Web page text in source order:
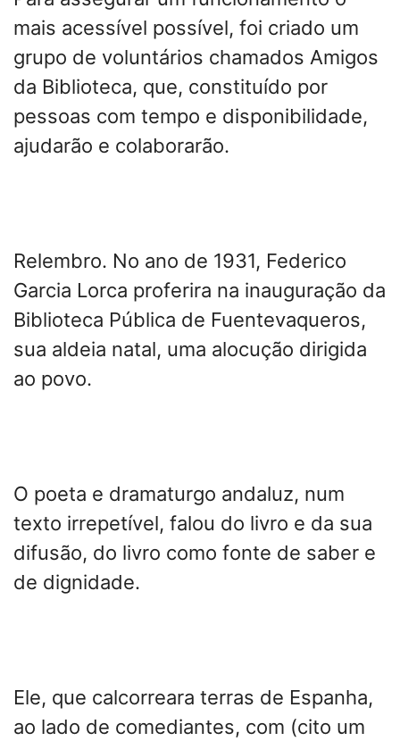
mais acessível possível, foi criado um
grupo de voluntários chamados Amigos
da Biblioteca, que, constituído por
pessoas com tempo e disponibilidade,
ajudarão e colaborarão.
Relembro. No ano de 1931, Federico
Garcia Lorca proferira na inauguração da
Biblioteca Pública de Fuentevaqueros,
sua aldeia natal, uma alocução dirigida
ao povo.
O poeta e dramaturgo andaluz, num
texto irrepetível, falou do livro e da sua
difusão, do livro como fonte de saber e
de dignidade.
Ele, que calcorreara terras de Espanha,
ao lado de comediantes, com (cito um